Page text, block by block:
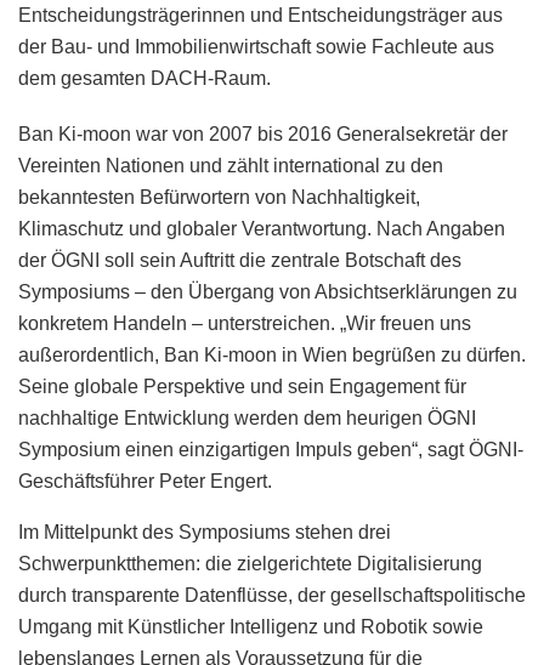
Entscheidungsträgerinnen und Entscheidungsträger aus
der Bau- und Immobilienwirtschaft sowie Fachleute aus
dem gesamten DACH-Raum.
Ban Ki-moon war von 2007 bis 2016 Generalsekretär der
Vereinten Nationen und zählt international zu den
bekanntesten Befürwortern von Nachhaltigkeit,
Klimaschutz und globaler Verantwortung. Nach Angaben
der ÖGNI soll sein Auftritt die zentrale Botschaft des
Symposiums – den Übergang von Absichtserklärungen zu
konkretem Handeln – unterstreichen. „Wir freuen uns
außerordentlich, Ban Ki-moon in Wien begrüßen zu dürfen.
Seine globale Perspektive und sein Engagement für
nachhaltige Entwicklung werden dem heurigen ÖGNI
Symposium einen einzigartigen Impuls geben“, sagt ÖGNI-
Geschäftsführer Peter Engert.
Im Mittelpunkt des Symposiums stehen drei
Schwerpunktthemen: die zielgerichtete Digitalisierung
durch transparente Datenflüsse, der gesellschaftspolitische
Umgang mit Künstlicher Intelligenz und Robotik sowie
lebenslanges Lernen als Voraussetzung für die